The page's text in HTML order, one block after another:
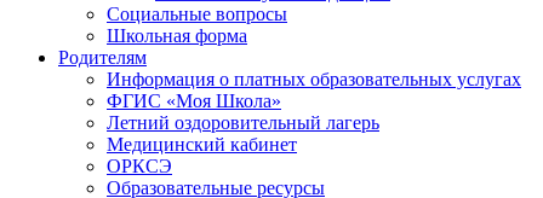
Социальные вопросы
Школьная форма
Родителям
Информация о платных образовательных услугах
ФГИС «Моя Школа»
Летний оздоровительный лагерь
Медицинский кабинет
ОРКСЭ
Образовательные ресурсы